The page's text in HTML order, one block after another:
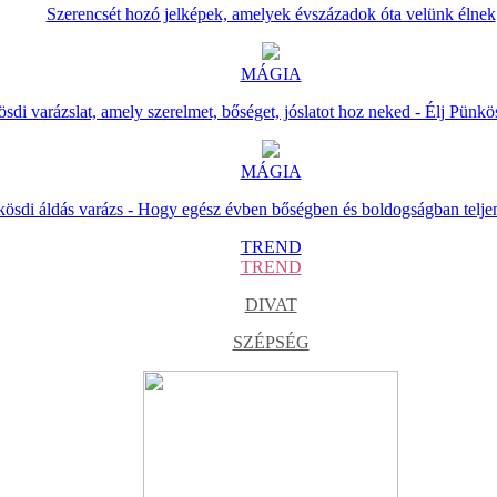
Szerencsét hozó jelképek, amelyek évszázadok óta velünk élnek
MÁGIA
varázslat, amely szerelmet, bőséget, jóslatot hoz neked - Élj
MÁGIA
áldás varázs - Hogy egész évben bőségben és boldogságban
TREND
TREND
DIVAT
SZÉPSÉG